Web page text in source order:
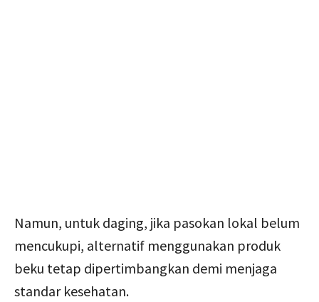
Namun, untuk daging, jika pasokan lokal belum
mencukupi, alternatif menggunakan produk
beku tetap dipertimbangkan demi menjaga
standar kesehatan.